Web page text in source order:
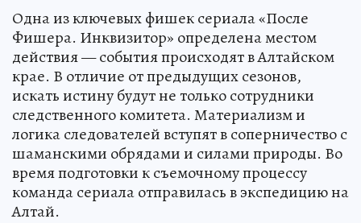
Одна из ключевых фишек сериала «После
Фишера. Инквизитор» определена местом
действия — события происходят в Алтайском
крае. В отличие от предыдущих сезонов,
искать истину будут не только сотрудники
следственного комитета. Материализм и
логика следователей вступят в соперничество с
шаманскими обрядами и силами природы. Во
время подготовки к съемочному процессу
команда сериала отправилась в экспедицию на
Алтай.